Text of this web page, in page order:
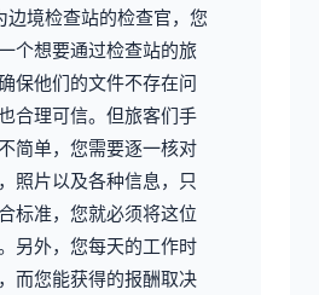
境检查站的检查官，您
个想要通过检查站的旅
保他们的文件不存在问
合理可信。但旅客们手
简单，您需要逐一核对
照片以及各种信息，只
标准，您就必须将这位
另外，您每天的工作时
而您能获得的报酬取决